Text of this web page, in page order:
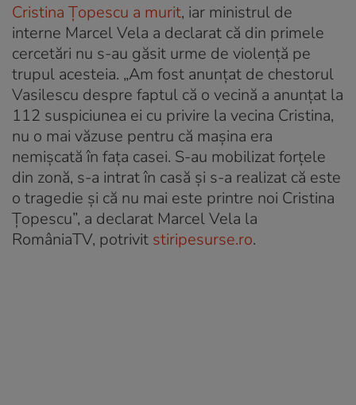
Cristina Țopescu a murit, iar ministrul de
interne Marcel Vela a declarat că din primele
cercetări nu s-au găsit urme de violență pe
trupul acesteia. „Am fost anunțat de chestorul
Vasilescu despre faptul că o vecină a anunțat la
112 suspiciunea ei cu privire la vecina Cristina,
nu o mai văzuse pentru că mașina era
nemișcată în fața casei. S-au mobilizat forțele
din zonă, s-a intrat în casă și s-a realizat că este
o tragedie și că nu mai este printre noi Cristina
Țopescu”, a declarat Marcel Vela la
RomâniaTV, potrivit stiripesurse.ro.